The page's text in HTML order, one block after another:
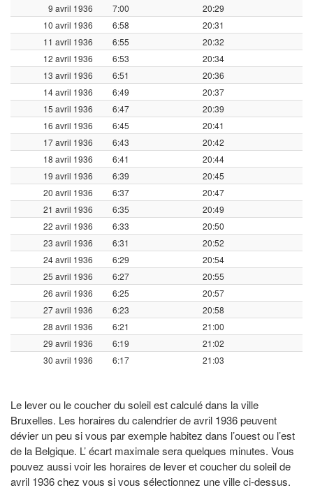
9 avril 1936 7:00
20:29
10 avril 1936
6:58
20:31
11 avril 1936
6:55
20:32
12 avril 1936
6:53
20:34
13 avril 1936
6:51
20:36
14 avril 1936
6:49
20:37
15 avril 1936
6:47
20:39
16 avril 1936
6:45
20:41
17 avril 1936
6:43
20:42
18 avril 1936
6:41
20:44
19 avril 1936
6:39
20:45
20 avril 1936
6:37
20:47
21 avril 1936
6:35
20:49
22 avril 1936
6:33
20:50
23 avril 1936
6:31
20:52
24 avril 1936
6:29
20:54
25 avril 1936
6:27
20:55
26 avril 1936
6:25
20:57
27 avril 1936
6:23
20:58
28 avril 1936
6:21
21:00
29 avril 1936
6:19
21:02
30 avril 1936
6:17 21:03
Le lever ou le coucher du soleil est calculé dans la ville
Bruxelles. Les horaires du calendrier de avril 1936 peuvent
dévier un peu si vous par exemple habitez dans l’ouest ou l’est
de la Belgique. L’ écart maximale sera quelques minutes. Vous
pouvez aussi voir les horaires de lever et coucher du soleil de
avril 1936 chez vous si vous sélectionnez une ville ci-dessus.